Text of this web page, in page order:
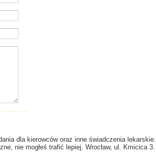
dla kierowców oraz inne świadczenia lekarskie.
nie mogłeś trafić lepiej. Wrocław, ul. Kmicica 3.